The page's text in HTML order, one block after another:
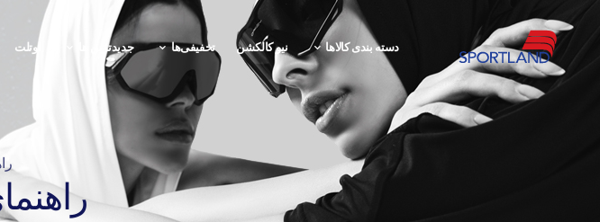
دسته بندی کالاها نیو کالکشن تخفیفی‌ها جدیدترین ها اوتلت